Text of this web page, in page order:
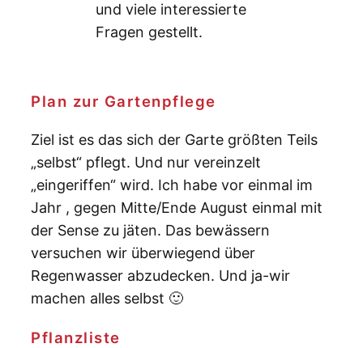
und viele interessierte
Fragen gestellt.
Plan zur Gartenpflege
Ziel ist es das sich der Garte größten Teils
„selbst“ pflegt. Und nur vereinzelt
„eingeriffen“ wird. Ich habe vor einmal im
Jahr , gegen Mitte/Ende August einmal mit
der Sense zu jäten. Das bewässern
versuchen wir überwiegend über
Regenwasser abzudecken. Und ja-wir
machen alles selbst 🙂
Pflanzliste